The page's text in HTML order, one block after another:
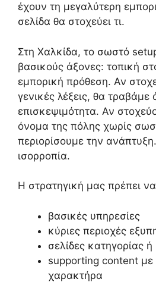
έχουν τη μεγαλύτερη
σελίδα θα στοχεύει τι.
Στη Χαλκίδα, το σωστό
βασικούς άξονες: τοπική
εμπορική πρόθεση. Αν
γενικές λέξεις, θα τραβάμε
επισκεψιμότητα. Αν
όνομα της πόλης χωρίς
περιορίσουμε την
ισορροπία.
Η στρατηγική μας πρέπει
βασικές υπηρεσίες
κύριες περιοχές
σελίδες κατηγορίας
supporting content με
χαρακτήρα